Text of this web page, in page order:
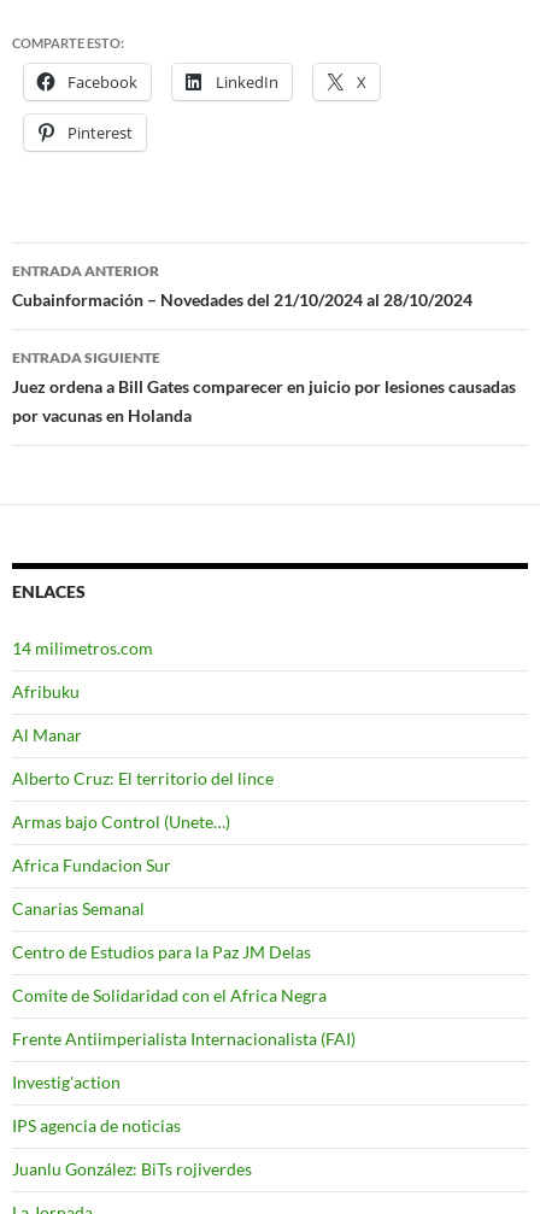
COMPARTE ESTO:
Facebook LinkedIn X
Pinterest
Navegación
de
entradas
ENTRADA ANTERIOR
Cubainformación – Novedades del 21/10/2024 al 28/10/2024
ENTRADA SIGUIENTE
Juez ordena a Bill Gates comparecer en juicio por lesiones causadas
por vacunas en Holanda
ENLACES
14 milimetros.com
Afribuku
Al Manar
Alberto Cruz: El territorio del lince
Armas bajo Control (Unete…)
Africa Fundacion Sur
Canarias Semanal
Centro de Estudios para la Paz JM Delas
Comite de Solidaridad con el Africa Negra
Frente Antiimperialista Internacionalista (FAI)
Investig'action
IPS agencia de noticias
Juanlu González: BiTs rojiverdes